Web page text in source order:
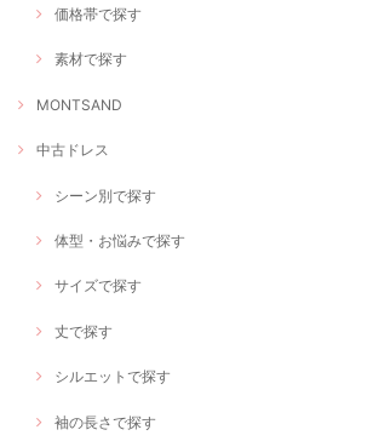
価格帯で探す
素材で探す
MONTSAND
中古ドレス
シーン別で探す
体型・お悩みで探す
サイズで探す
丈で探す
シルエットで探す
袖の長さで探す